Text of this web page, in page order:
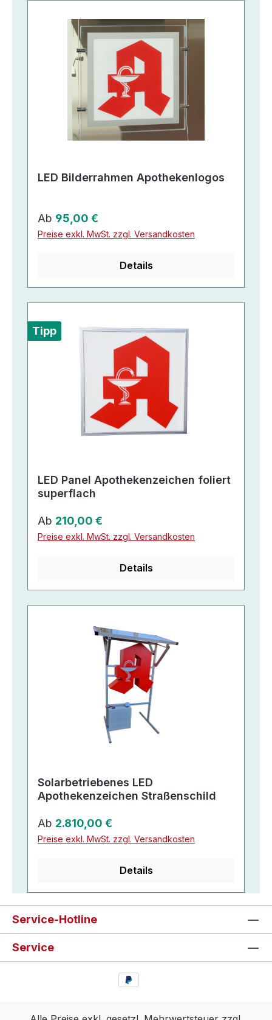
LED Bilderrahmen Apothekenlogos
Regulärer Preis:
Ab 95,00 €
Preise exkl. MwSt. zzgl. Versandkosten
Details
Tipp
LED Panel Apothekenzeichen foliert
superflach
Regulärer Preis:
Ab 210,00 €
Preise exkl. MwSt. zzgl. Versandkosten
Details
Solarbetriebenes LED
Apothekenzeichen Straßenschild
Regulärer Preis:
Ab 2.810,00 €
Preise exkl. MwSt. zzgl. Versandkosten
Details
Service-Hotline
Service